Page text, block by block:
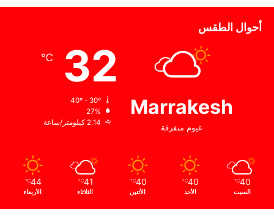
أحوال الطقس
Marrakesh
غيوم متفرقة
32
℃
27%
2.14 كيلومتر/ساعة
40
℃
السبت
40
℃
الأحد
40
℃
الأثنين
41
℃
الثلاثاء
44
℃
الأربعاء